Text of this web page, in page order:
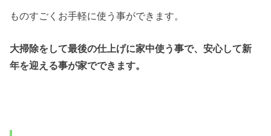
ものすごくお手軽に使う事ができます。
大掃除をして最後の仕上げに家中使う事で、安心して新
年を迎える事が家でできます。